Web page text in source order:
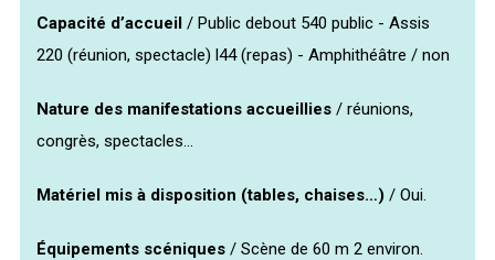
Capacité d’accueil / Public debout 540 public - Assis
220 (réunion, spectacle) l44 (repas) - Amphithéâtre / non
Nature des manifestations accueillies / réunions,
congrès, spectacles…
Matériel mis à disposition (tables, chaises…) / Oui.
Équipements scéniques / Scène de 60 m 2 environ.